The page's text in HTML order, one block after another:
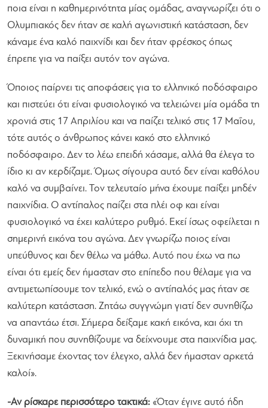
ποια είναι η καθημερινότητα μίας ομάδας, αναγνωρίζει ότι ο
Ολυμπιακός δεν ήταν σε καλή αγωνιστική κατάσταση, δεν
κάναμε ένα καλό παιχνίδι και δεν ήταν φρέσκος όπως
έπρεπε για να παίξει αυτόν τον αγώνα.
Όποιος παίρνει τις αποφάσεις για το ελληνικό ποδόσφαιρο
και πιστεύει ότι είναι φυσιολογικό να τελειώνει μία ομάδα τη
χρονιά στις 17 Απριλίου και να παίζει τελικό στις 17 Μαΐου,
τότε αυτός ο άνθρωπος κάνει κακό στο ελληνικό
ποδόσφαιρο. Δεν το λέω επειδή χάσαμε, αλλά θα έλεγα το
ίδιο κι αν κερδίζαμε. Όμως σίγουρα αυτό δεν είναι καθόλου
καλό να συμβαίνει. Τον τελευταίο μήνα έχουμε παίξει μηδέν
παιχνίδια. Ο αντίπαλος παίζει στα πλέι οφ και είναι
φυσιολογικό να έχει καλύτερο ρυθμό. Εκεί ίσως οφείλεται η
σημερινή εικόνα του αγώνα. Δεν γνωρίζω ποιος είναι
υπεύθυνος και δεν θέλω να μάθω. Αυτό που έχω να πω
είναι ότι εμείς δεν ήμασταν στο επίπεδο που θέλαμε για να
αντιμετωπίσουμε τον τελικό, ενώ ο αντίπαλός μας ήταν σε
καλύτερη κατάσταση. Ζητάω συγγνώμη γιατί δεν συνηθίζω
να απαντάω έτσι. Σήμερα δείξαμε κακή εικόνα, και όχι τη
δυναμική που συνηθίζουμε να δείχνουμε στα παιχνίδια μας.
Ξεκινήσαμε έχοντας τον έλεγχο, αλλά δεν ήμασταν αρκετά
καλοί».
-Αν ρίσκαρε περισσότερο τακτικά: «Όταν έγινε αυτό ήδη